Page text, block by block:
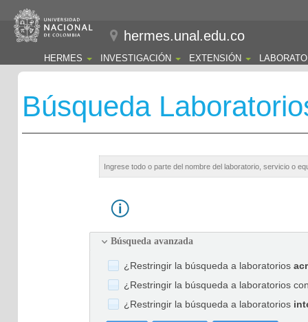
hermes.unal.edu.co
HERMES INVESTIGACIÓN EXTENSIÓN
Búsqueda
Búsqueda avanzada
¿Restringir la búsqueda a laboratorios
¿Restringir la búsqueda a laboratorios
¿Restringir la búsqueda a laboratorios